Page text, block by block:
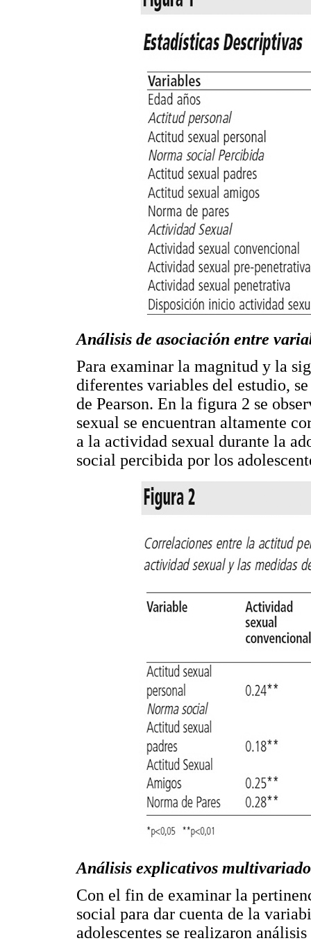
Análisis de asociación entre
Para examinar la magnitud y la
diferentes variables del estudio,
de Pearson. En la figura 2 se
sexual se encuentran altamente
a la actividad sexual durante la
social percibida por los
Análisis explicativos
Con el fin de examinar la
social para dar cuenta de la
adolescentes se realizaron